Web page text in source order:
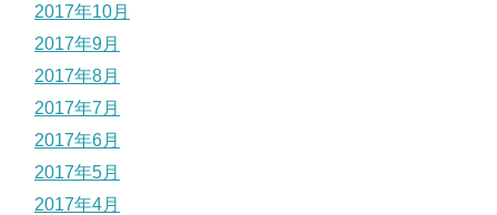
2017年10月
2017年9月
2017年8月
2017年7月
2017年6月
2017年5月
2017年4月